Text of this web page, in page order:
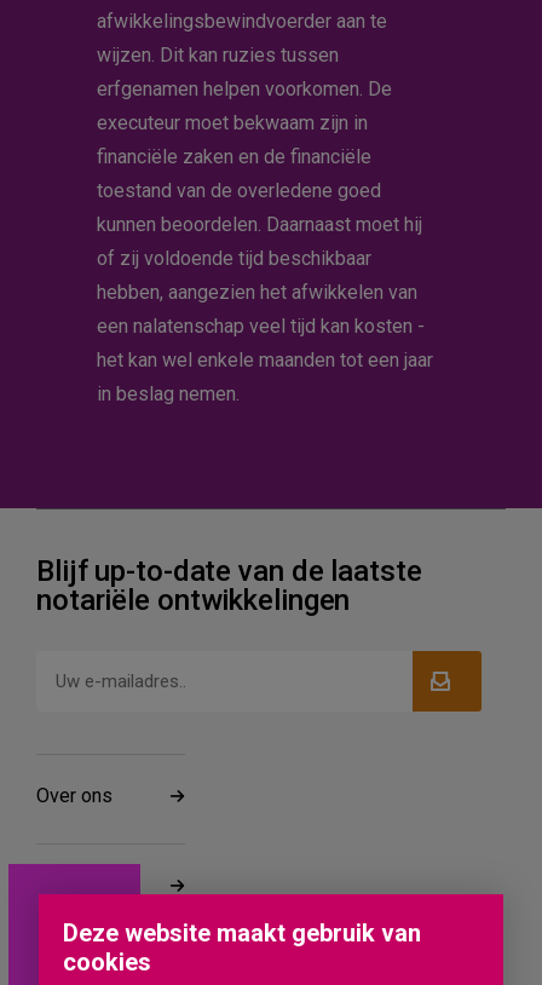
Deze website maakt gebruik van
cookies
afwikkelingsbewindvoerder aan te
wijzen. Dit kan ruzies tussen
erfgenamen helpen voorkomen. De
executeur moet bekwaam zijn in
financiële zaken en de financiële
toestand van de overledene goed
kunnen beoordelen. Daarnaast moet hij
of zij voldoende tijd beschikbaar
hebben, aangezien het afwikkelen van
een nalatenschap veel tijd kan kosten -
het kan wel enkele maanden tot een jaar
in beslag nemen.
Blijf up-to-date van de laatste
notariële ontwikkelingen
Over ons
Vestigingen